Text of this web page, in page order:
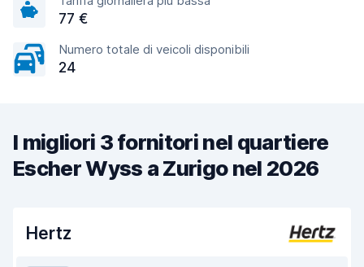
77 €
Numero totale di veicoli disponibili
24
I migliori 3 fornitori nel quartiere
Escher Wyss a Zurigo nel 2026
Hertz